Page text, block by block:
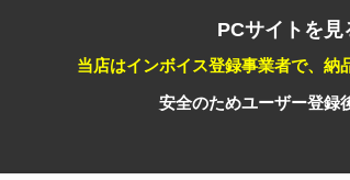
PCサイトを見
当店はインボイス登録事業者で、納
安全のためユーザー登録